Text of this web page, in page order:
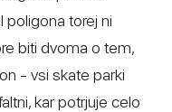
poligona torej ni
biti dvoma o tem,
- vsi skate parki
kar potrjuje celo